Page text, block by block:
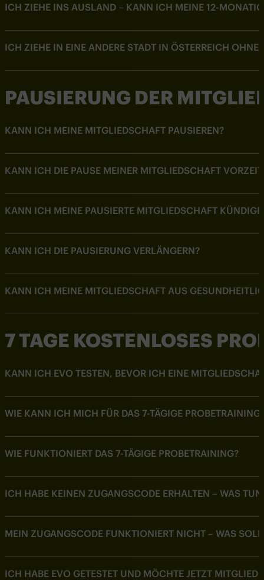
ICH ZIEHE INS AUSLAND – KANN ICH MEINE 12-
ICH ZIEHE IN EINE ANDERE STADT IN ÖSTERREICH
PAUSIERUNG DER
KANN ICH MEINE MITGLIEDSCHAFT PAUSIEREN?
KANN ICH DIE PAUSE MEINER MITGLIEDSCHAFT
KANN ICH MEINE PAUSIERTE MITGLIEDSCHAFT
KANN ICH DIE PAUSIERUNG VERLÄNGERN?
KANN ICH MEINE MITGLIEDSCHAFT AUS
7 TAGE KOSTENLOSES
KANN ICH EVO TESTEN, BEVOR ICH EINE
WIE KANN ICH MICH FÜR DAS 7-TÄGIGE PROBETRAINING
WIE FUNKTIONIERT DAS 7-TÄGIGE PROBETRAINING?
ICH HABE KEINEN ZUGANGSCODE ERHALTEN – WAS
MEIN ZUGANGSCODE FUNKTIONIERT NICHT – WAS
ICH HABE EVO GETESTET UND MÖCHTE JETZT MITGLIED